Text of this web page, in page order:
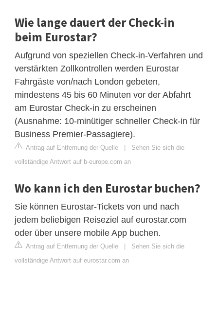
Wie lange dauert der Check-in
beim Eurostar?
Aufgrund von speziellen Check-in-Verfahren und
verstärkten Zollkontrollen werden Eurostar
Fahrgäste von/nach London gebeten,
mindestens 45 bis 60 Minuten vor der Abfahrt
am Eurostar Check-in zu erscheinen
(Ausnahme: 10-minütiger schneller Check-in für
Business Premier-Passagiere).
Antrag auf Entfernung der Quelle | Sehen Sie sich die
vollständige Antwort auf b-europe.com an
Wo kann ich den Eurostar buchen?
Sie können Eurostar-Tickets von und nach
jedem beliebigen Reiseziel auf eurostar.com
oder über unsere mobile App buchen.
Antrag auf Entfernung der Quelle | Sehen Sie sich die
vollständige Antwort auf eurostar.com an